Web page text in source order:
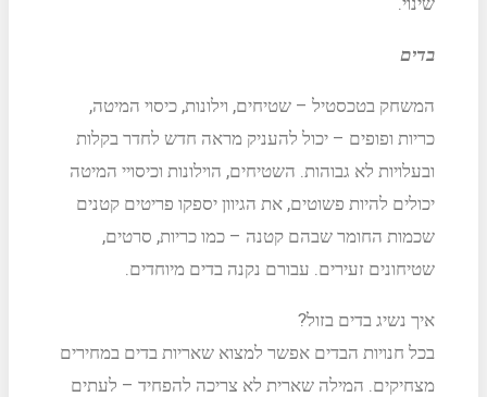
בדים
המשחק בטכסטיל – שטיחים, וילונות, כיסוי המיטה,
כריות ופופים – יכול להעניק מראה חדש לחדר בקלות
ובעלויות לא גבוהות. השטיחים, הוילונות וכיסויי המיטה
יכולים להיות פשוטים, את הגיוון יספקו פריטים קטנים
שכמות החומר שבהם קטנה – כמו כריות, סרטים,
שטיחונים זעירים. עבורם נקנה בדים מיוחדים.
איך נשיג בדים בזול?
בכל חנויות הבדים אפשר למצוא שאריות בדים במחירים
מצחיקים. המילה שארית לא צריכה להפחיד – לעתים